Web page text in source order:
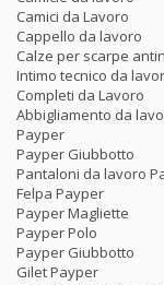
Camici da Lavoro
Cappello da lavoro
Calze per scarpe
Intimo tecnico da
Completi da Lavoro
Abbigliamento da
Payper
Payper Giubbotto
Pantaloni da lavoro
Felpa Payper
Payper Magliette
Payper Polo
Payper Giubbotto
Gilet Payper